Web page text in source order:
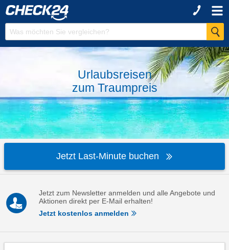
Urlaubsreisen
zum Traumpreis
Jetzt Last-Minute buchen
Jetzt zum Newsletter anmelden und alle Angebote und
Aktionen direkt per E-Mail erhalten!
Jetzt kostenlos anmelden